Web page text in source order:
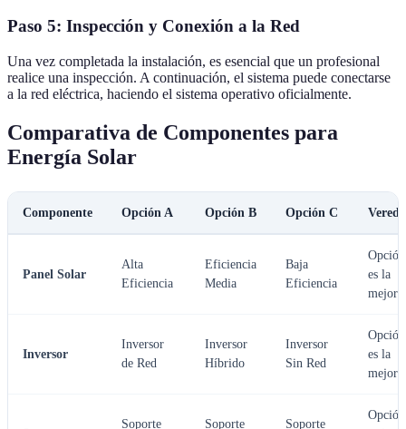
Paso 5: Inspección y Conexión a la Red
Una vez completada la instalación, es esencial que un profesional
realice una inspección. A continuación, el sistema puede conectarse
a la red eléctrica, haciendo el sistema operativo oficialmente.
Comparativa de Componentes para
Energía Solar
Componente Opción A Opción B Opción C
Panel Solar
Alta
Eficiencia
Eficiencia
Media
Baja
Eficiencia
es la
mejor
Inversor
Inversor
de Red
Inversor
Híbrido
Inversor
Sin Red
es la
mejor
Soporte
Soporte
Soporte